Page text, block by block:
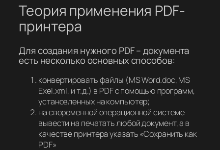
Теория применения PDF-
принтера
Для создания нужного PDF – документа
есть несколько основных способов:
конвертировать файлы (MS Word.doc, MS
Exel.xml, и т.д.) в PDF с помощью программ,
установленных на компьютер;
на своременной операционной системе
вывести на печатать любой документ, а в
качестве принтера указать «Сохранить как
PDF»